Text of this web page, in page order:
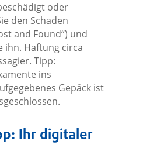
oder
den Schaden
and Found“) und
ihn. Haftung circa
Tipp:
ins
Gepäck ist
Ihr digitaler